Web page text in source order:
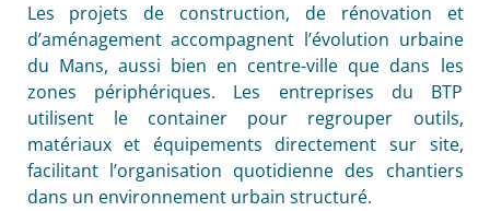
Les projets de construction, de rénovation et
d’aménagement accompagnent l’évolution urbaine
du Mans, aussi bien en centre-ville que dans les
zones périphériques. Les entreprises du BTP
utilisent le container pour regrouper outils,
matériaux et équipements directement sur site,
facilitant l’organisation quotidienne des chantiers
dans un environnement urbain structuré.